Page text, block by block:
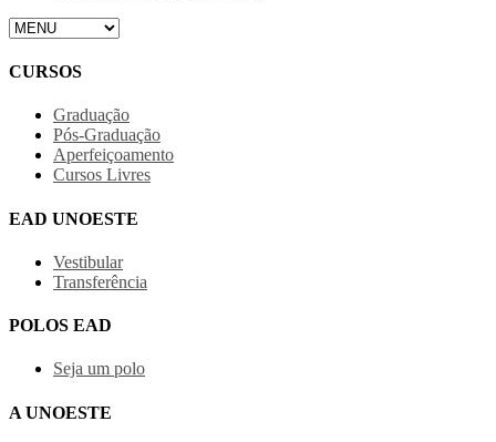
CURSOS
Graduação
Pós-Graduação
Aperfeiçoamento
Cursos Livres
EAD UNOESTE
Vestibular
Transferência
POLOS EAD
Seja um polo
A UNOESTE